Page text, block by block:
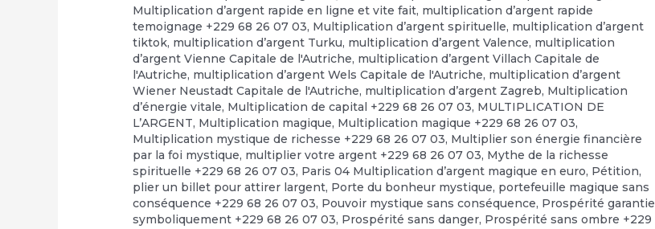
Multiplication d’argent rapide en ligne et vite fait, multiplication d’argent rapide
temoignage +229 68 26 07 03, Multiplication d’argent spirituelle, multiplication d’argent
tiktok, multiplication d’argent Turku, multiplication d’argent Valence, multiplication
d’argent Vienne Capitale de l'Autriche, multiplication d’argent Villach Capitale de
l'Autriche, multiplication d’argent Wels Capitale de l'Autriche, multiplication d’argent
Wiener Neustadt Capitale de l'Autriche, multiplication d’argent Zagreb, Multiplication
d’énergie vitale, Multiplication de capital +229 68 26 07 03, MULTIPLICATION DE
L’ARGENT, Multiplication magique, Multiplication magique +229 68 26 07 03,
Multiplication mystique de richesse +229 68 26 07 03, Multiplier son énergie financière
par la foi mystique, multiplier votre argent +229 68 26 07 03, Mythe de la richesse
spirituelle +229 68 26 07 03, Paris 04 Multiplication d’argent magique en euro, Pétition,
plier un billet pour attirer largent, Porte du bonheur mystique, portefeuille magique sans
conséquence +229 68 26 07 03, Pouvoir mystique sans conséquence, Prospérité garantie
symboliquement +229 68 26 07 03, Prospérité sans danger, Prospérité sans ombre +229